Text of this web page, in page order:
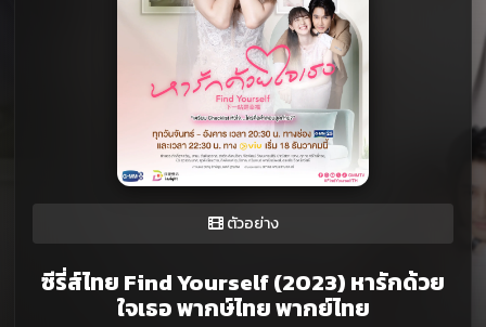
ตัวอย่าง
ซีรี่ส์ไทย Find Yourself (2023) หารักด้วย
ใจเธอ พากษ์ไทย พากย์ไทย